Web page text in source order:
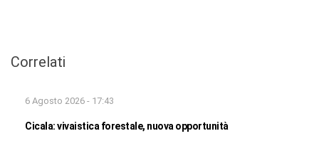
Correlati
6 Agosto 2026 - 17:43
Cicala: vivaistica forestale, nuova opportunità